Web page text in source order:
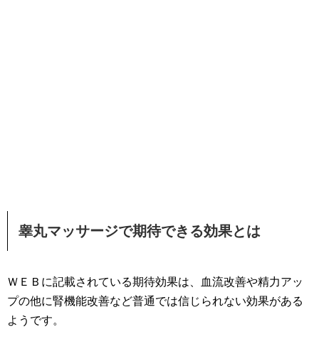
睾丸マッサージで期待できる効果とは
ＷＥＢに記載されている期待効果は、血流改善や精力アッ
プの他に腎機能改善など普通では信じられない効果がある
ようです。